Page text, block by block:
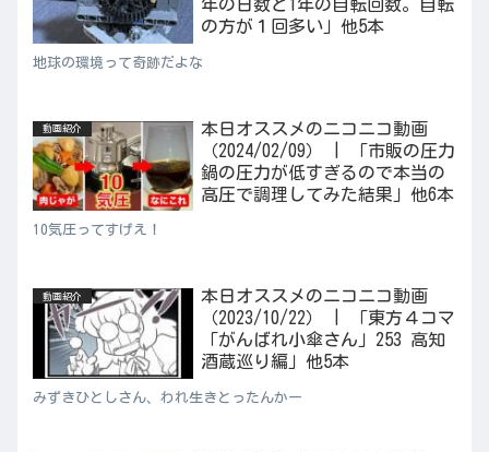
年の日数と1年の自転回数。自転
の方が１回多い」他5本
地球の環境って奇跡だよな
動画紹介
本日オススメのニコニコ動画
（2024/02/09） | 「市販の圧力
鍋の圧力が低すぎるので本当の
高圧で調理してみた結果」他6本
10気圧ってすげえ！
動画紹介
本日オススメのニコニコ動画
（2023/10/22） | 「東方４コマ
「がんばれ小傘さん」253 高知
酒蔵巡り編」他5本
みずきひとしさん、われ生きとったんかー